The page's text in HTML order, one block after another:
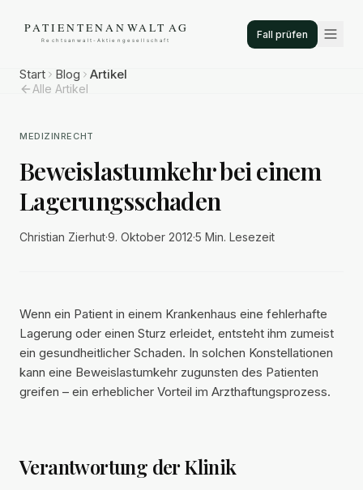
Fall prüfen
Start Blog Artikel
Alle Artikel
MEDIZINRECHT
Beweislastumkehr bei einem
Lagerungsschaden
Christian Zierhut·9. Oktober 2012·5 Min. Lesezeit
Wenn ein Patient in einem Krankenhaus eine fehlerhafte
Lagerung oder einen Sturz erleidet, entsteht ihm zumeist
ein gesundheitlicher Schaden. In solchen Konstellationen
kann eine Beweislastumkehr zugunsten des Patienten
greifen – ein erheblicher Vorteil im Arzthaftungsprozess.
Verantwortung der Klinik